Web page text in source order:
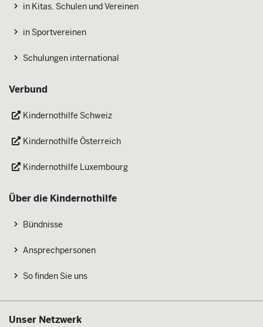
in Kitas, Schulen und Vereinen
in Sportvereinen
Schulungen international
Verbund
Kindernothilfe Schweiz
Kindernothilfe Österreich
Kindernothilfe Luxembourg
Über die Kindernothilfe
Bündnisse
Ansprechpersonen
So finden Sie uns
Unser Netzwerk